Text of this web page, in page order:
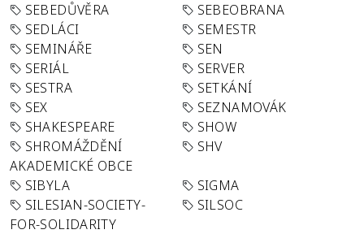
SEBEDŮVĚRA
SEBEOBRANA
SEDLÁCI
SEMESTR
SEMINÁŘE
SEN
SERIÁL
SERVER
SESTRA
SETKÁNÍ
SEX
SEZNAMOVÁK
SHAKESPEARE
SHOW
SHROMÁŽDĚNÍ
AKADEMICKÉ OBCE
SHV
SIBYLA
SIGMA
SILESIAN-SOCIETY-
FOR-SOLIDARITY
SILSOC